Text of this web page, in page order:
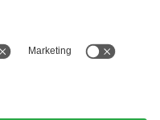
der Inhalte, können Fehler
Richtigkeit und
beim Veranstalter vor Ort